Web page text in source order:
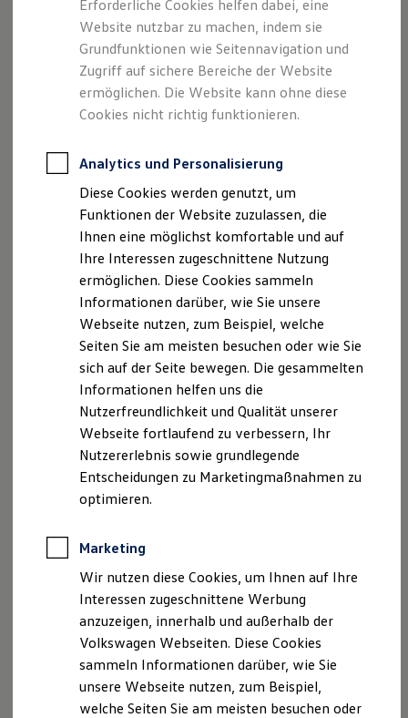
Online-Fahrzeugbewertung
Aktionen & Angebote
E-Auto-Förderung
Für Privatkunden
Für Gewerbekunden
Profi Paket
TopDeal
Zertifizierte Gebrauchtwagen
Für Privatkunden
Für Gewerbekunden
Leasing
Für Privatkunden
Für Gewerbekunden
Versicherungen & Garantien
Garantien
Kfz-Versicherung für Nutzfahrzeuge
Restschuldversicherung
Wartungsverträge
Besitzer & Service
Reparatur & Service
Sommer-Special
Reparatur, Pflege & Inspektion
Servicetermin anfragen
Service-Vorteile bei Volkswagen Nutzfahrzeuge
ServicePlus
Economy Service
Räder & Reifen Service
Ersatzfahrzeuge
Software, Konnektivität & Apps
California App
VW Connect für Ihren ID. Buzz
VW Connect für Ihren Transporter/Caravelle
VW Connect für Ihren Amarok
VW Connect für andere Modelle
Connect Pro
Fleet Interface Data
Multistop Pathfinder
Übersicht Software Updates
Hilfreiches für Besitzer
Erforderliche Cookies helfen dabei, eine
Website nutzbar zu machen, indem sie
Grundfunktionen wie Seitennavigation und
Zugriff auf sichere Bereiche der Website
ermöglichen. Die Website kann ohne diese
Cookies nicht richtig funktionieren.
Analytics und Personalisierung
Diese Cookies werden genutzt, um
Funktionen der Website zuzulassen, die
Ihnen eine möglichst komfortable und auf
Ihre Interessen zugeschnittene Nutzung
ermöglichen. Diese Cookies sammeln
Informationen darüber, wie Sie unsere
Webseite nutzen, zum Beispiel, welche
Seiten Sie am meisten besuchen oder wie Sie
sich auf der Seite bewegen. Die gesammelten
Informationen helfen uns die
Nutzerfreundlichkeit und Qualität unserer
Webseite fortlaufend zu verbessern, Ihr
Nutzererlebnis sowie grundlegende
Entscheidungen zu Marketingmaßnahmen zu
optimieren.
Marketing
Wir nutzen diese Cookies, um Ihnen auf Ihre
Interessen zugeschnittene Werbung
anzuzeigen, innerhalb und außerhalb der
Volkswagen Webseiten. Diese Cookies
sammeln Informationen darüber, wie Sie
unsere Webseite nutzen, zum Beispiel,
welche Seiten Sie am meisten besuchen oder